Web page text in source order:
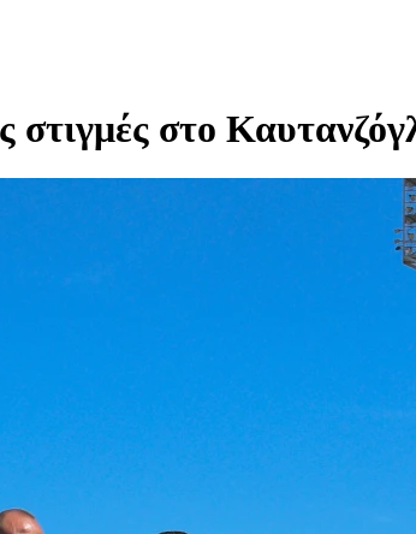
στο